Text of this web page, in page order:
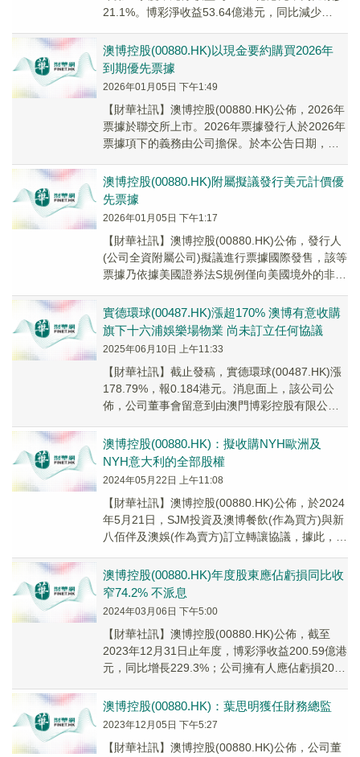
21.1%。博彩淨收益53.64億港元，同比減少
澳博控股(00880.HK)以現金要約購買2026年
到期優先票據
2026年01月05日 下午1:49
【財華社訊】澳博控股(00880.HK)公佈，2026年
票據於聯交所上市。2026年票據發行人於2026年
票據項下的義務由公司擔保。於本公告日期，本
澳博控股(00880.HK)附屬擬議發行美元計價優
先票據
2026年01月05日 下午1:17
【財華社訊】澳博控股(00880.HK)公佈，發行人
(公司全資附屬公司)擬議進行票據國際發售，該等
票據乃依據美國證券法S規例僅向美國境外的非美
實德環球(00487.HK)漲超170% 澳博有意收購
旗下十六浦娛樂場物業 尚未訂立任何協議
2025年06月10日 上午11:33
【財華社訊】截止發稿，實德環球(00487.HK)漲
178.79%，報0.184港元。消息面上，該公司公
佈，公司董事會留意到由澳門博彩控股有限公司
澳博控股(00880.HK)：擬收購NYH歐洲及
NYH意大利的全部股權
2024年05月22日 上午11:08
【財華社訊】澳博控股(00880.HK)公佈，於2024
年5月21日，SJM投資及澳博餐飲(作為買方)與新
八佰伴及澳娛(作為賣方)訂立轉讓協議，據此，賣
澳博控股(00880.HK)年度股東應佔虧損同比收
窄74.2% 不派息
2024年03月06日 下午5:00
【財華社訊】澳博控股(00880.HK)公佈，截至
2023年12月31日止年度，博彩淨收益200.59億港
元，同比增長229.3%；公司擁有人應佔虧損20.1
澳博控股(00880.HK)：葉思明獲任財務總監
2023年12月05日 下午5:27
【財華社訊】澳博控股(00880.HK)公佈，公司董